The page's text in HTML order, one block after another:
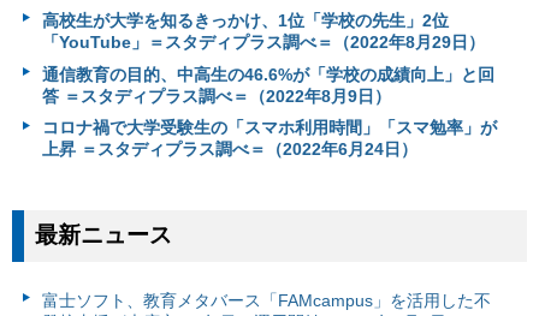
高校生が大学を知るきっかけ、1位「学校の先生」2位
「YouTube」＝スタディプラス調べ＝（2022年8月29日）
通信教育の目的、中高生の46.6%が「学校の成績向上」と回
答 ＝スタディプラス調べ＝（2022年8月9日）
コロナ禍で大学受験生の「スマホ利用時間」「スマ勉率」が
上昇 ＝スタディプラス調べ＝（2022年6月24日）
最新ニュース
富⼠ソフト、教育メタバース「FAMcampus」を活用した不